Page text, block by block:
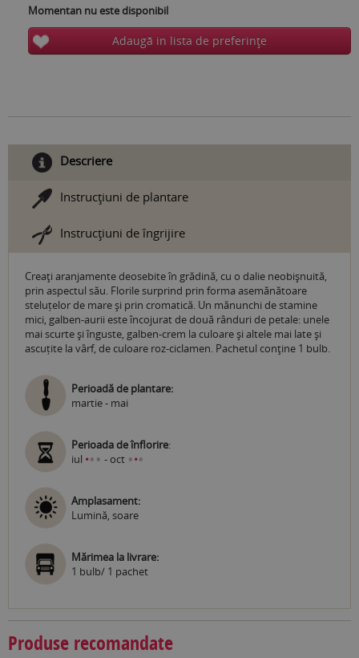
Momentan nu este disponibil
Adaugă in lista de preferinţe
Descriere
Instrucţiuni de plantare
Instrucţiuni de îngrijire
Creaţi aranjamente deosebite în grădină, cu o dalie neobişnuită,
prin aspectul său. Florile surprind prin forma asemănătoare
steluțelor de mare și prin cromatică. Un mănunchi de stamine
mici, galben-aurii este încojurat de două rânduri de petale: unele
mai scurte și înguste, galben-crem la culoare și altele mai late și
ascuțite la vârf, de culoare roz-ciclamen. Pachetul conţine 1 bulb.
Perioadă de plantare:
martie - mai
Perioada de înflorire:
iul ••• - oct •••
Amplasament:
Lumină, soare
Mărimea la livrare:
1 bulb/ 1 pachet
Produse recomandate